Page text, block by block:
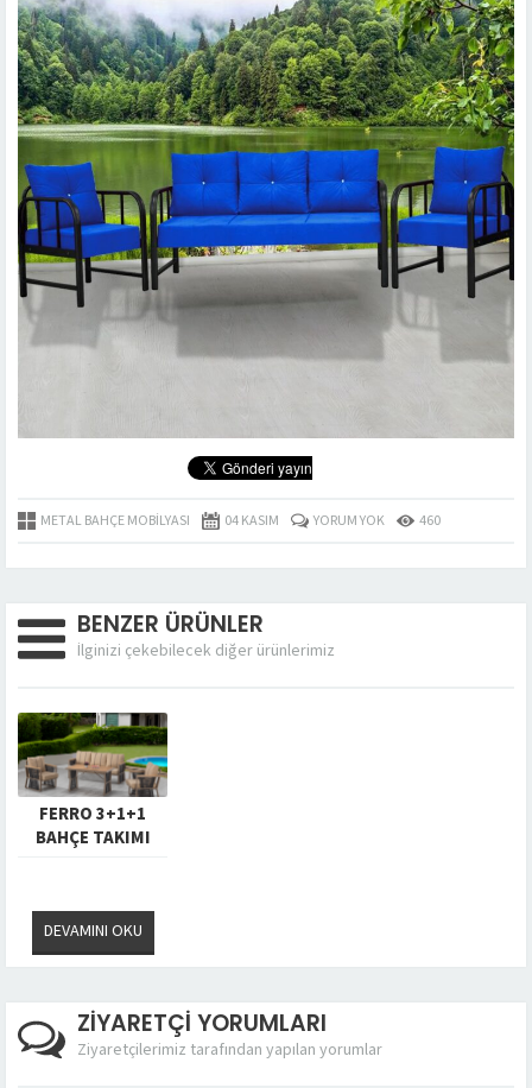
METAL BAHÇE MOBILYASI 04 KASIM YORUM YOK 460
BENZER ÜRÜNLER
İlginizi çekebilecek diğer ürünlerimiz
FERRO 3+1+1
BAHÇE TAKIMI
DEVAMINI OKU
ZİYARETÇİ YORUMLARI
Ziyaretçilerimiz tarafından yapılan yorumlar